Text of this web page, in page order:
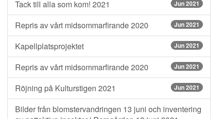
Tack till alla som kom! 2021 Jun 2021
Repris av vårt midsommarfirande 2020 Jun 2021
Kapellplatsprojektet Jun 2021
Repris av vårt midsommarfirande 2020 Jun 2021
Röjning på Kulturstigen 2021 Jun 2021
Bilder från blomstervandringen 13 juni och inventering